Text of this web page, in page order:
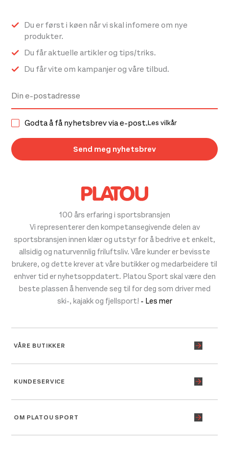
100 års erfaring i sportsbransjen
Vi representerer den kompetansegivende delen av
sportsbransjen innen klær og utstyr for å bedrive et enkelt,
allsidig og naturvennlig friluftsliv. Våre kunder er bevisste
brukere, og dette krever at våre butikker og medarbeidere til
enhver tid er nyhetsoppdatert. Platou Sport skal være den
beste plassen å henvende seg til for deg som driver med
ski-, kajakk og fjellsport! - Les mer
VÅRE BUTIKKER
KUNDESERVICE
OM PLATOU SPORT
Du er først i køen når vi skal infomere om nye
produkter.
Du får aktuelle artikler og tips/triks.
Du får vite om kampanjer og våre tilbud.
Godta å få nyhetsbrev via e-post.Les vilkår